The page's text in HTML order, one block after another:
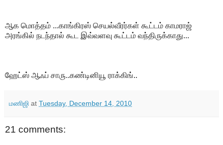
ஆக மொத்தம் ...காங்கிரஸ் செயல்வீரர்கள் கூட்டம் காமராஜ்
அரங்கில் நடந்தால் கூட இவ்வளவு கூட்டம் வந்திருக்காது...
ஹேட்ஸ் ஆஃப் சாரு..கண்டினியூ ராக்கிங்..
மணிஜி at Tuesday, December 14, 2010
21 comments: